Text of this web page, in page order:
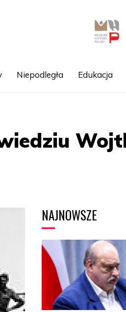
Niepodległa Edukacja
NAJNOWSZE